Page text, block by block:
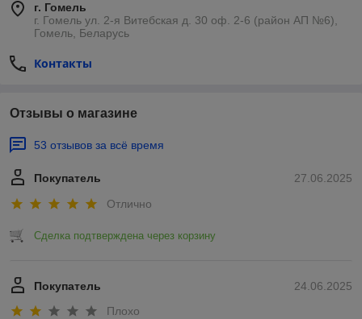
г. Гомель
г. Гомель ул. 2-я Витебская д. 30 оф. 2-6 (район АП №6),
Гомель, Беларусь
Контакты
Отзывы о магазине
53 отзывов за всё время
27.06.2025
Покупатель
Отлично
Сделка подтверждена через корзину
24.06.2025
Покупатель
Плохо